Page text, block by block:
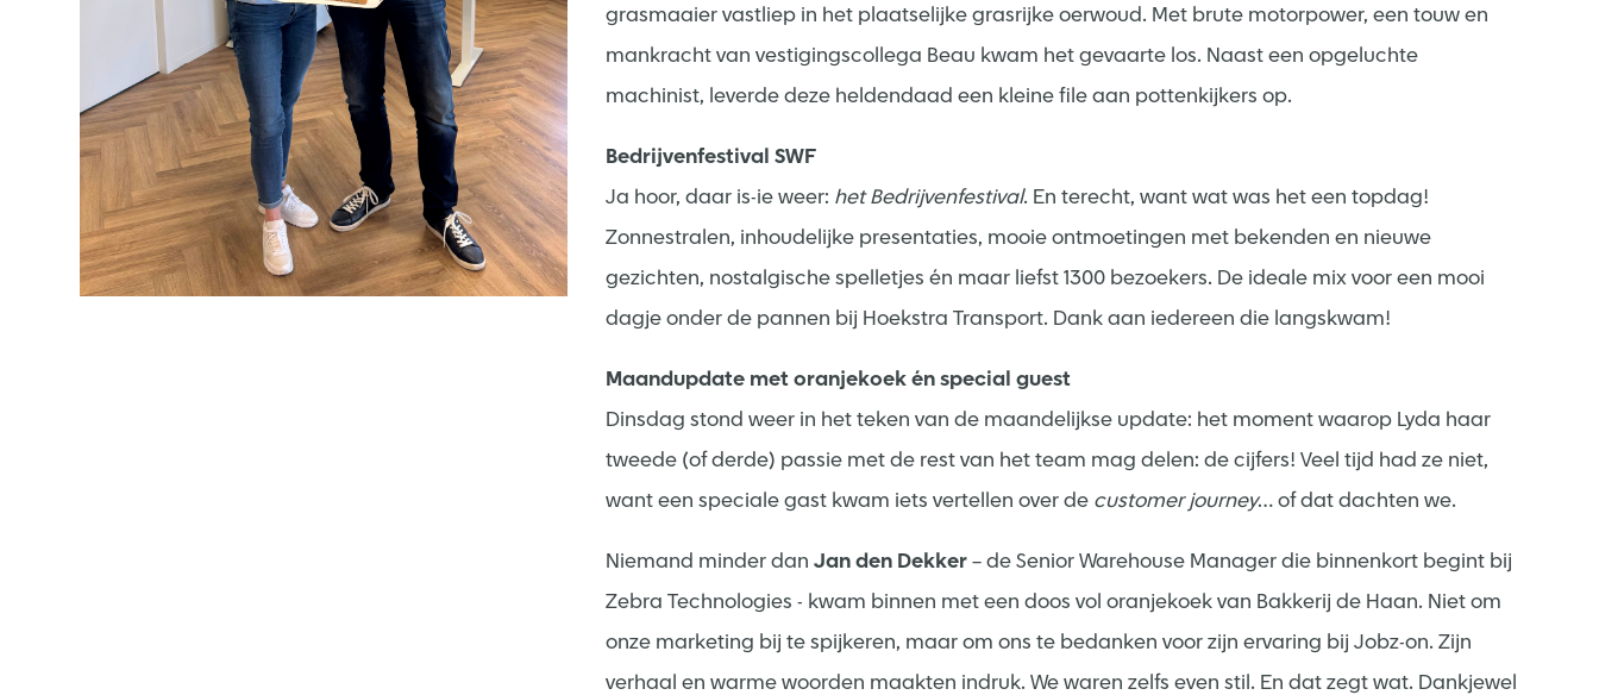
grasmaaier vastliep in het plaatselijke grasrijke oerwoud. Met brute motorpower, een touw en
mankracht van vestigingscollega Beau kwam het gevaarte los. Naast een opgeluchte
machinist, leverde deze heldendaad een kleine file aan pottenkijkers op.
Bedrijvenfestival SWF
Ja hoor, daar is-ie weer: het Bedrijvenfestival. En terecht, want wat was het een topdag!
Zonnestralen, inhoudelijke presentaties, mooie ontmoetingen met bekenden en nieuwe
gezichten, nostalgische spelletjes én maar liefst 1300 bezoekers. De ideale mix voor een mooi
dagje onder de pannen bij Hoekstra Transport. Dank aan iedereen die langskwam!
Maandupdate met oranjekoek én special guest
Dinsdag stond weer in het teken van de maandelijkse update: het moment waarop Lyda haar
tweede (of derde) passie met de rest van het team mag delen: de cijfers! Veel tijd had ze niet,
want een speciale gast kwam iets vertellen over de customer journey… of dat dachten we.
Niemand minder dan Jan den Dekker– de Senior Warehouse Manager die binnenkort begint bij
Zebra Technologies - kwam binnen met een doos vol oranjekoek van Bakkerij de Haan. Niet om
onze marketing bij te spijkeren, maar om ons te bedanken voor zijn ervaring bij Jobz-on. Zijn
verhaal en warme woorden maakten indruk. We waren zelfs even stil. En dat zegt wat. Dankjewel